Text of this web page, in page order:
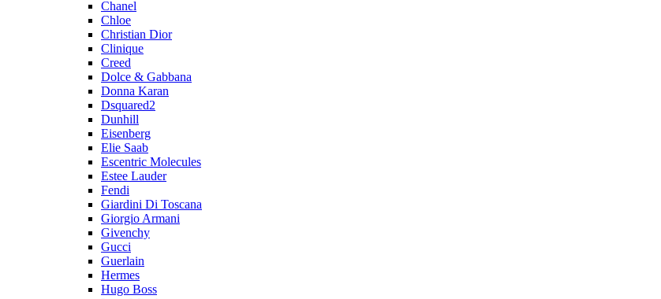
Chanel
Chloe
Christian Dior
Clinique
Creed
Dolce & Gabbana
Donna Karan
Dsquared2
Dunhill
Eisenberg
Elie Saab
Escentric Molecules
Estee Lauder
Fendi
Giardini Di Toscana
Giorgio Armani
Givenchy
Gucci
Guerlain
Hermes
Hugo Boss